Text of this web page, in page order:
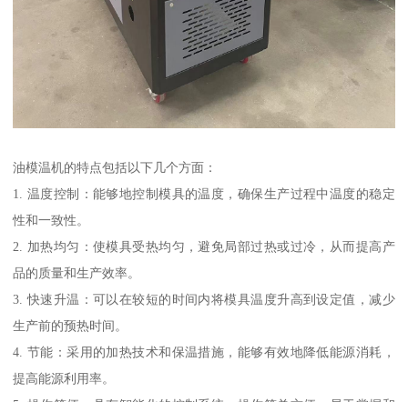
油模温机的特点包括以下几个方面：
1. 温度控制：能够地控制模具的温度，确保生产过程中温度的稳定
性和一致性。
2. 加热均匀：使模具受热均匀，避免局部过热或过冷，从而提高产
品的质量和生产效率。
3. 快速升温：可以在较短的时间内将模具温度升高到设定值，减少
生产前的预热时间。
4. 节能：采用的加热技术和保温措施，能够有效地降低能源消耗，
提高能源利用率。